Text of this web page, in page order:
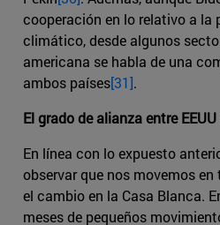
cooperación en lo relativo a la
climático, desde algunos
americana se habla de una
ambos países[31].
El grado de alianza entre
En línea con lo expuesto
observar que nos movemos
el cambio en la Casa Blanca.
meses de pequeños